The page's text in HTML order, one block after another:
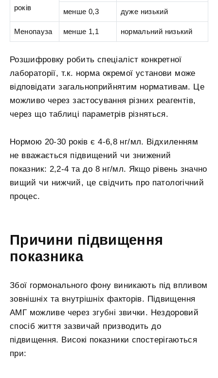
років
менше 0,3 дуже низький
Менопауза менше 1,1 нормальний низький
Розшифровку робить спеціаліст конкретної
лабораторії, т.к. норма окремої установи може
відповідати загальноприйнятим нормативам. Це
можливо через застосування різних реагентів,
через що таблиці параметрів різняться.
Нормою 20-30 років є 4-6,8 нг/мл. Відхиленням
не вважається підвищений чи знижений
показник: 2,2-4 та до 8 нг/мл. Якщо рівень значно
вищий чи нижчий, це свідчить про патологічний
процес.
Причини підвищення
показника
Збої гормонального фону виникають під впливом
зовнішніх та внутрішніх факторів. Підвищення
АМГ можливе через згубні звички. Нездоровий
спосіб життя зазвичай призводить до
підвищення. Високі показники спостерігаються
при: